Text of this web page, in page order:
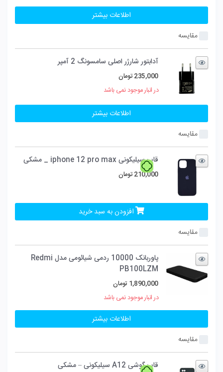
اطلاعات بیشتر
مقایسه
آدابتور شارژر اصلی سامسونگ 2 آمپر
235,000 تومان
در انبار موجود نمی باشد
اطلاعات بیشتر
مقایسه
قاب سیلیکونی iphone 12 pro max _ مشکی
210,000 تومان
افزودن به سبد خرید
مقایسه
پاوربانک 10000 ردمی شیائومی مدل Redmi
PB100LZM
1,890,000 تومان
در انبار موجود نمی باشد
اطلاعات بیشتر
مقایسه
قاب گوشی A12 سیلیکونی – مشکی